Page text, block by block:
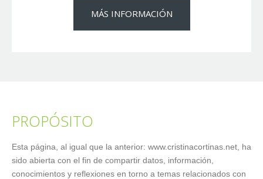
MÁS INFORMACIÓN
PROPÓSITO
Esta página, al igual que la anterior: www.cristinacortinas.net, ha
sido abierta con el fin de compartir datos, información,
conocimientos y reflexiones en torno a temas relacionados con